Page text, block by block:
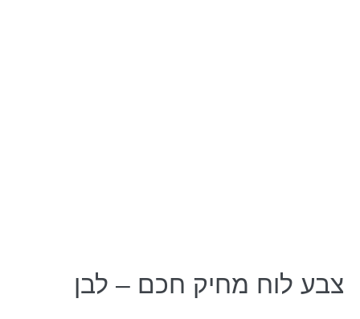
צבע לוח מחיק חכם – לבן